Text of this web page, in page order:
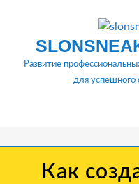
содержимому
Развитие
для успешного
Как